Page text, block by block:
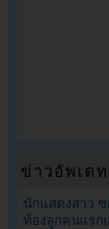
ข่าวอัพเดท
นักแสดงสาว
ท้องลูกคนแรก